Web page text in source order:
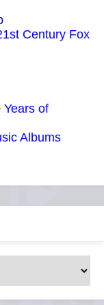
Century Fox
of
Albums